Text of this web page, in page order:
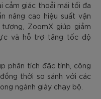
cảm giác thoải mái tối đa
nâng cao hiệu suất vận
ZoomX giúp giảm
và hỗ trợ tăng tốc độ
phân tích đặc tính, công
thời so sánh với các
ngành giày chạy bộ.